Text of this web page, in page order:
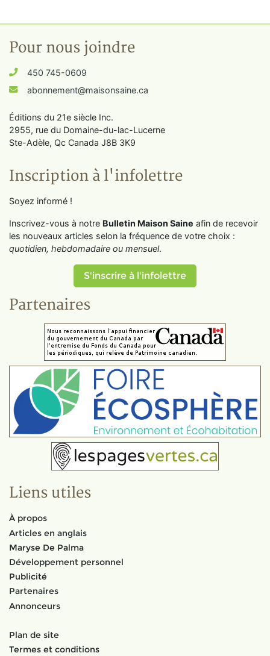
Pour nous joindre
450 745-0609
abonnement@maisonsaine.ca
Éditions du 21e siècle Inc.
2955, rue du Domaine-du-lac-Lucerne
Ste-Adèle, Qc Canada J8B 3K9
Inscription à l'infolettre
Soyez informé !
Inscrivez-vous à notre Bulletin Maison Saine afin de recevoir
les nouveaux articles selon la fréquence de votre choix :
quotidien, hebdomadaire ou mensuel.
S'inscrire à l'infolettre
Partenaires
Liens utiles
À propos
Articles en anglais
Maryse De Palma
Développement personnel
Publicité
Partenaires
Annonceurs
Plan de site
Termes et conditions